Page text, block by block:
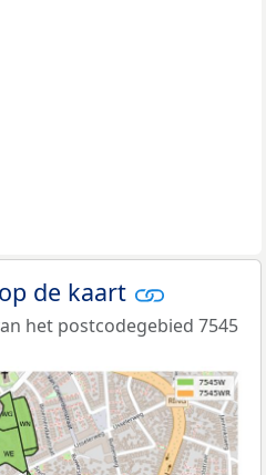
de kaart
het postcodegebied 7545